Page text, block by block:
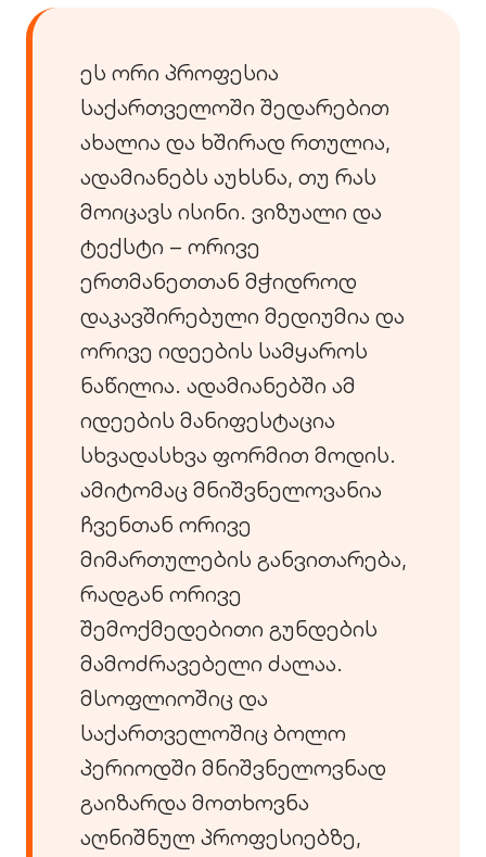
ეს ორი პროფესია
საქართველოში შედარებით
ახალია და ხშირად რთულია,
ადამიანებს აუხსნა, თუ რას
მოიცავს ისინი. ვიზუალი და
ტექსტი – ორივე
ერთმანეთთან მჭიდროდ
დაკავშირებული მედიუმია და
ორივე იდეების სამყაროს
ნაწილია. ადამიანებში ამ
იდეების მანიფესტაცია
სხვადასხვა ფორმით მოდის.
ამიტომაც მნიშვნელოვანია
ჩვენთან ორივე
მიმართულების განვითარება,
რადგან ორივე
შემოქმედებითი გუნდების
მამოძრავებელი ძალაა.
მსოფლიოშიც და
საქართველოშიც ბოლო
პერიოდში მნიშვნელოვნად
გაიზარდა მოთხოვნა
აღნიშნულ პროფესიებზე,